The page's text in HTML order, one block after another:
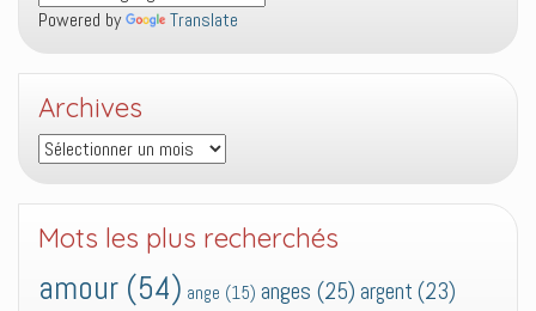
Powered by Translate
Archives
Archives
Mots les plus recherchés
amour (54) ange (15) anges (25) argent (23)